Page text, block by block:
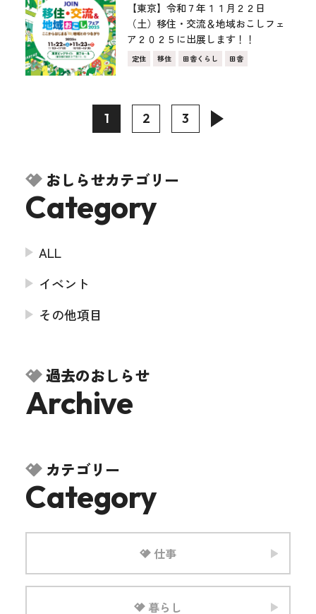
【東京】令和７年１１月２２日
（土）移住・交流＆地域おこしフェ
ア２０２５に出展します！！
定住 移住 田舎くらし 田舎
1 2 3
おしらせカテゴリー
Category
ALL
イベント
その他項目
過去のおしらせ
Archive
カテゴリー
Category
仕事
暮らし